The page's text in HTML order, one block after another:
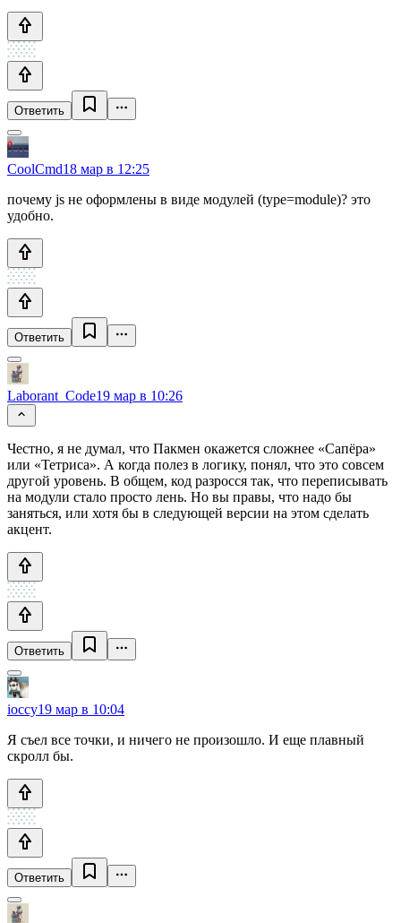
Ответить
CoolCmd18 мар в 12:25
почему js не оформлены в виде модулей (type=module)? это
удобно.
Ответить
Laborant_Code19 мар в 10:26
Честно, я не думал, что Пакмен окажется сложнее «Сапёра»
или «Тетриса». А когда полез в логику, понял, что это совсем
другой уровень. В общем, код разросся так, что переписывать
на модули стало просто лень. Но вы правы, что надо бы
заняться, или хотя бы в следующей версии на этом сделать
акцент.
Ответить
ioccy19 мар в 10:04
Я съел все точки, и ничего не произошло. И еще плавный
скролл бы.
Ответить